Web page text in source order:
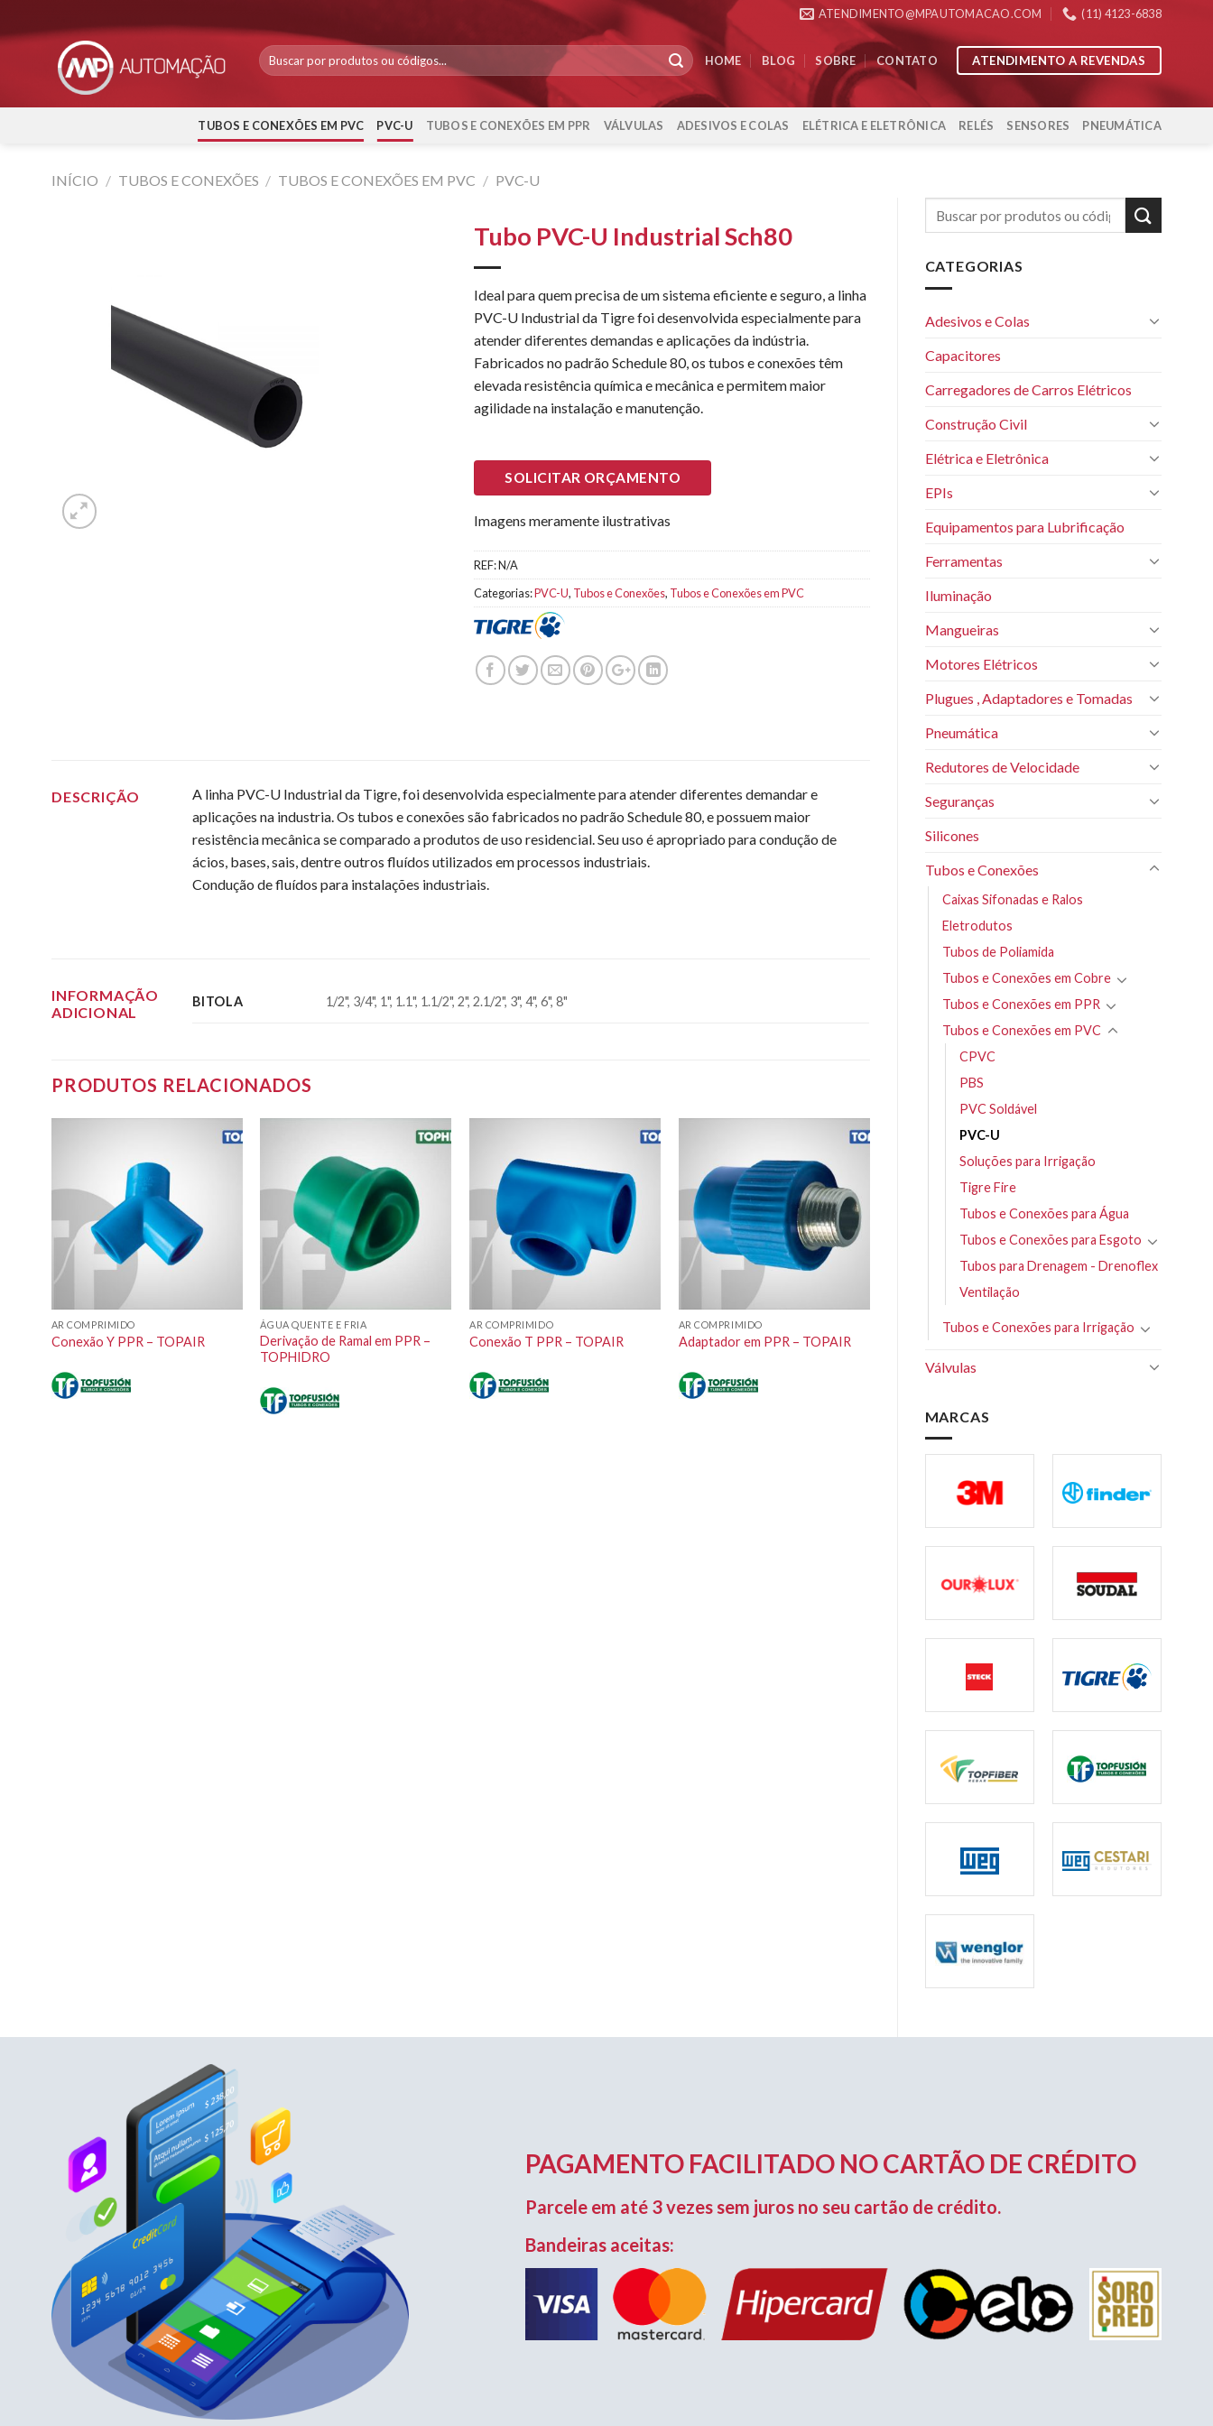
to
ATENDIMENTO@MPAUTOMACAO.COM (11) 4123-6838
HOME BLOG SOBRE CONTATO ATENDIMENTO A REVENDAS
TUBOS E CONEXÕES EM PVC PVC-U TUBOS E CONEXÕES EM PPR VÁLVULAS ADESIVOS E COLAS ELÉTRICA E ELETRÔNICA RELÉS SENSORES PNEUMÁTICA
INÍCIO / TUBOS E CONEXÕES / TUBOS E CONEXÕES EM PVC / PVC-U
CATEGORIAS
Adesivos e Colas
Capacitores
Carregadores de Carros Elétricos
Construção Civil
Elétrica e Eletrônica
EPIs
Equipamentos para Lubrificação
Ferramentas
Iluminação
Mangueiras
Motores Elétricos
Plugues , Adaptadores e Tomadas
Pneumática
Redutores de Velocidade
Seguranças
Silicones
Tubos e Conexões
Caixas Sifonadas e Ralos
Eletrodutos
Tubos de Poliamida
Tubos e Conexões em Cobre
Tubos e Conexões em PPR
Tubos e Conexões em PVC
CPVC
PBS
PVC Soldável
PVC-U
Soluções para Irrigação
Tigre Fire
Tubos e Conexões para Água
Tubos e Conexões para Esgoto
Tubos para Drenagem - Drenoflex
Ventilação
Tubos e Conexões para Irrigação
Válvulas
MARCAS
Tubo PVC-U Industrial Sch80
Ideal para quem precisa de um sistema eficiente e seguro, a linha
PVC-U Industrial da Tigre foi desenvolvida especialmente para
atender diferentes demandas e aplicações da indústria.
Fabricados no padrão Schedule 80, os tubos e conexões têm
elevada resistência química e mecânica e permitem maior
agilidade na instalação e manutenção.
SOLICITAR ORÇAMENTO
Imagens meramente ilustrativas
REF:N/A
Categorias:PVC-U, Tubos e Conexões, Tubos e Conexões em PVC
DESCRIÇÃO
A linha PVC-U Industrial da Tigre, foi desenvolvida especialmente para atender diferentes demandar e
aplicações na industria. Os tubos e conexões são fabricados no padrão Schedule 80, e possuem maior
resistência mecânica se comparado a produtos de uso residencial. Seu uso é apropriado para condução de
ácios, bases, sais, dentre outros fluídos utilizados em processos industriais.
Condução de fluídos para instalações industriais.
INFORMAÇÃO
ADICIONAL
BITOLA 1/2", 3/4", 1", 1.1", 1.1/2", 2", 2.1/2", 3", 4", 6", 8"
PRODUTOS RELACIONADOS
AR COMPRIMIDO
Conexão Y PPR – TOPAIR
ÁGUA QUENTE E FRIA
Derivação de Ramal em PPR –
TOPHIDRO
AR COMPRIMIDO
Conexão T PPR – TOPAIR
AR COMPRIMIDO
Adaptador em PPR – TOPAIR
PAGAMENTO FACILITADO NO CARTÃO DE CRÉDITO
Parcele em até 3 vezes sem juros no seu cartão de crédito.
Bandeiras aceitas: